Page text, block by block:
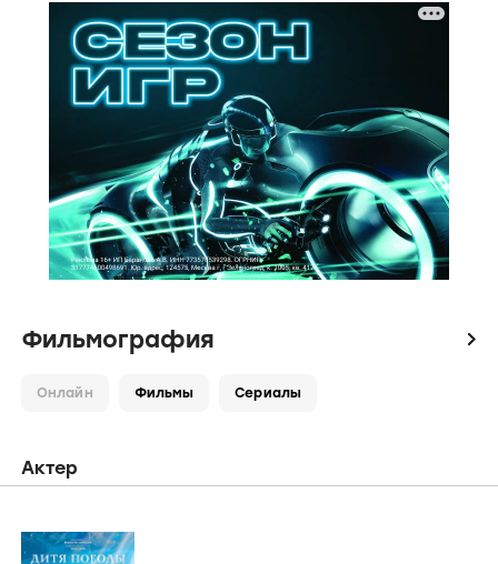
Фильмография icon
Онлайн Фильмы Сериалы
Актер